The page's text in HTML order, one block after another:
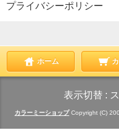
プライバシーポリシー
ホーム
表示切替 :
カラーミーショップCopyright (C)